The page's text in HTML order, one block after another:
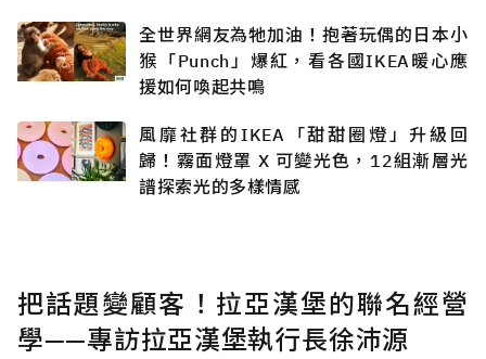
全世界網友為牠加油！抱著玩偶的日本小
猴「Punch」爆紅，看各國IKEA暖心應
援如何喚起共鳴
風靡社群的IKEA「甜甜圈燈」升級回
歸！霧面燈罩 X 可變光色，12組漸層光
譜探索光的多樣情感
把話題變顧客！拉亞漢堡的聯名經營
學——專訪拉亞漢堡執行長徐沛源